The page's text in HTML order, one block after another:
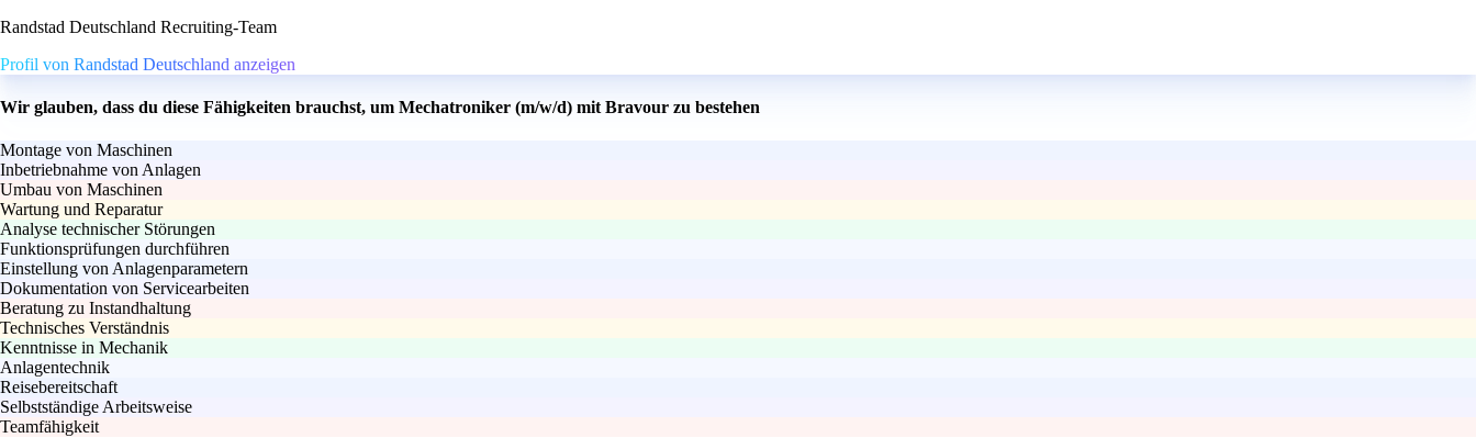
Randstad Deutschland Recruiting-Team
Profil von Randstad Deutschland anzeigen
Wir glauben, dass du diese Fähigkeiten brauchst, um Mechatroniker (m/w/d) mit Bravour zu bestehen
Montage von Maschinen
Inbetriebnahme von Anlagen
Umbau von Maschinen
Wartung und Reparatur
Analyse technischer Störungen
Funktionsprüfungen durchführen
Einstellung von Anlagenparametern
Dokumentation von Servicearbeiten
Beratung zu Instandhaltung
Technisches Verständnis
Kenntnisse in Mechanik
Anlagentechnik
Reisebereitschaft
Selbstständige Arbeitsweise
Teamfähigkeit